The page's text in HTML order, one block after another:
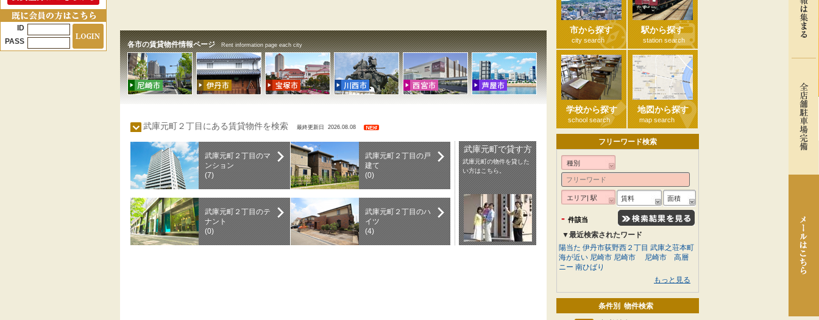
各市の賃貸物件情報ページ Rent information page each city
武庫元町２丁目にある賃貸物件を検索 最終更新日 2026.08.08
武庫元町２丁目のマ
ンション
(7)
武庫元町２丁目の戸
建て
(0)
武庫元町２丁目のテ
ナント
(0)
武庫元町２丁目のハ
イツ
(4)
武庫元町で貸す方
武庫元町の物件を貸した
い方はこちら。
市から探す
city search
駅から探す
station search
学校から探す
school search
地図から探す
map search
フリーワード検索
種別
エリア| 駅 賃料 面積
- 件該当
▼最近検索されたワード
陽当た 伊丹市荻野西２丁目 武庫之荘本町
海が近い 尼崎市 尼崎市
尼崎市 高層
ニー 南ひばり
もっと見る
条件別 物件検索
ID
PASS